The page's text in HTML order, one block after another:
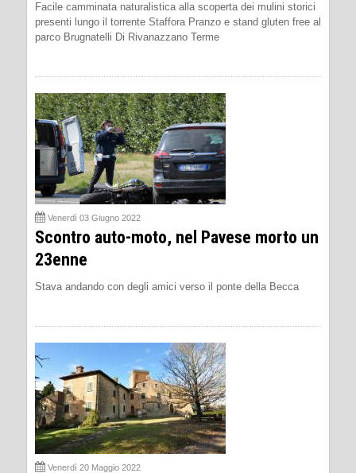
Facile camminata naturalistica alla scoperta dei mulini storici
presenti lungo il torrente Staffora Pranzo e stand gluten free al
parco Brugnatelli Di Rivanazzano Terme
Venerdì 03 Giugno 2022
Scontro auto-moto, nel Pavese morto un
23enne
Stava andando con degli amici verso il ponte della Becca
Venerdì 20 Maggio 2022